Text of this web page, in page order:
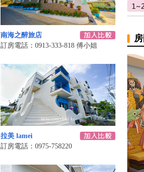
南海之醉旅店
訂房電話：0913-333-818 傅小姐
拉美 lamei
訂房電話：0975-758220